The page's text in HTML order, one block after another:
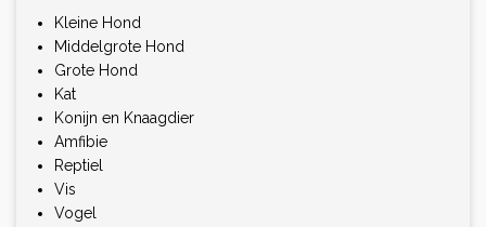
Kleine Hond
Middelgrote Hond
Grote Hond
Kat
Konijn en Knaagdier
Amfibie
Reptiel
Vis
Vogel